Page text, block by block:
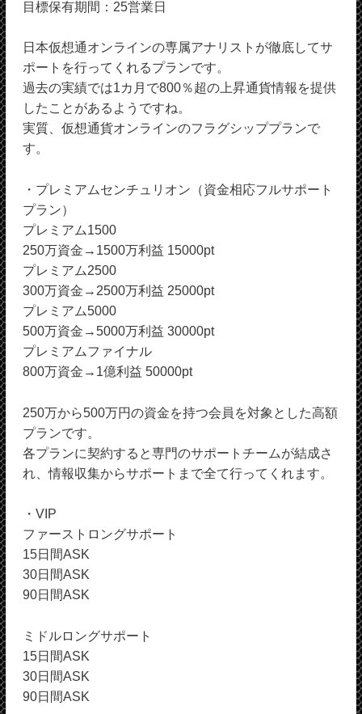
目標保有期間：25営業日
日本仮想通オンラインの専属アナリストが徹底してサ
ポートを行ってくれるプランです。
過去の実績では1カ月で800％超の上昇通貨情報を提供
したことがあるようですね。
実質、仮想通貨オンラインのフラグシッププランで
す。
・プレミアムセンチュリオン（資金相応フルサポート
プラン）
プレミアム1500
250万資金→1500万利益 15000pt
プレミアム2500
300万資金→2500万利益 25000pt
プレミアム5000
500万資金→5000万利益 30000pt
プレミアムファイナル
800万資金→1億利益 50000pt
250万から500万円の資金を持つ会員を対象とした高額
プランです。
各プランに契約すると専門のサポートチームが結成さ
れ、情報収集からサポートまで全て行ってくれます。
・VIP
ファーストロングサポート
15日間ASK
30日間ASK
90日間ASK
ミドルロングサポート
15日間ASK
30日間ASK
90日間ASK